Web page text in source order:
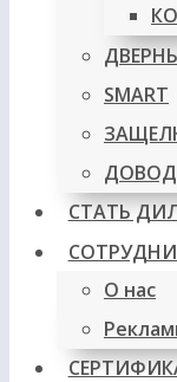
SMART
СТАТЬ
О нас